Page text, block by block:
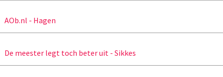
AOb.nl - Hagen
De meester legt toch beter uit - Sikkes